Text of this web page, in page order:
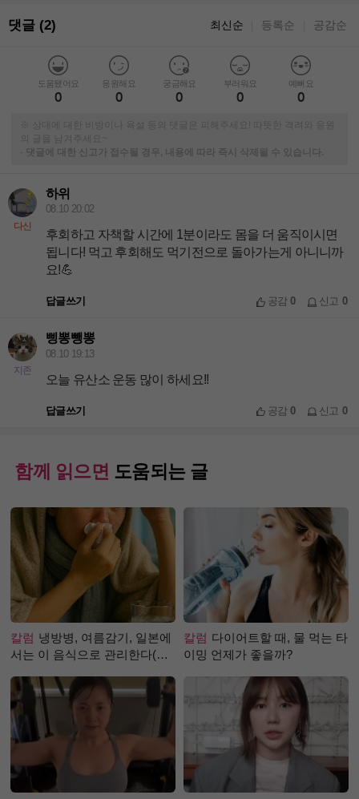
댓글 (2) 최신순 등록순 공감순
도움됐어요
0
응원해요
0
궁금해요
0
부러워요
0
예뻐요
0
※ 상대에 대한 비방이나 욕설 등의 댓글은 피해주세요! 따뜻한 격려와 응원
의 글을 남겨주세요~
-
댓글에 대한 신고가 접수될 경우, 내용에 따라 즉시 삭제될 수 있습니다.
다신
하위
08.10 20:02
후회하고 자책할 시간에 1분이라도 몸을 더 움직이시면
됩니다! 먹고 후회해도 먹기전으로 돌아가는게 아니니까
요!💪
답글쓰기 공감0 신고 0
지존
삥뽕뺑뽕
08.10 19:13
오늘 유산소 운동 많이 하세요!!
답글쓰기 공감0 신고 0
함께 읽으면 도움되는 글
칼럼 냉방병, 여름감기, 일본에
서는 이 음식으로 관리한다(생
칼럼 다이어트할 때, 물 먹는 타
이밍 언제가 좋을까?